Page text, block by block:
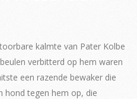
kalmte van Pater Kolbe
verbitterd op hem waren
een razende bewaker die
hond tegen hem op, die